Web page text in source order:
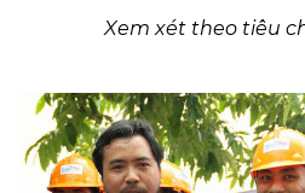
Xem xét theo tiêu